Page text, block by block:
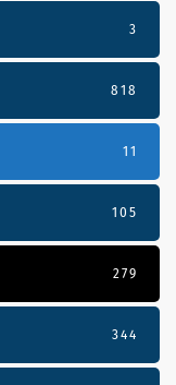
3
818
11
105
279
344